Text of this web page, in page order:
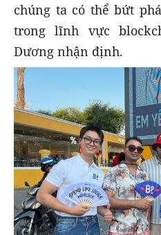
chúng ta có thể bứt
trong lĩnh vực
Dương nhận định.